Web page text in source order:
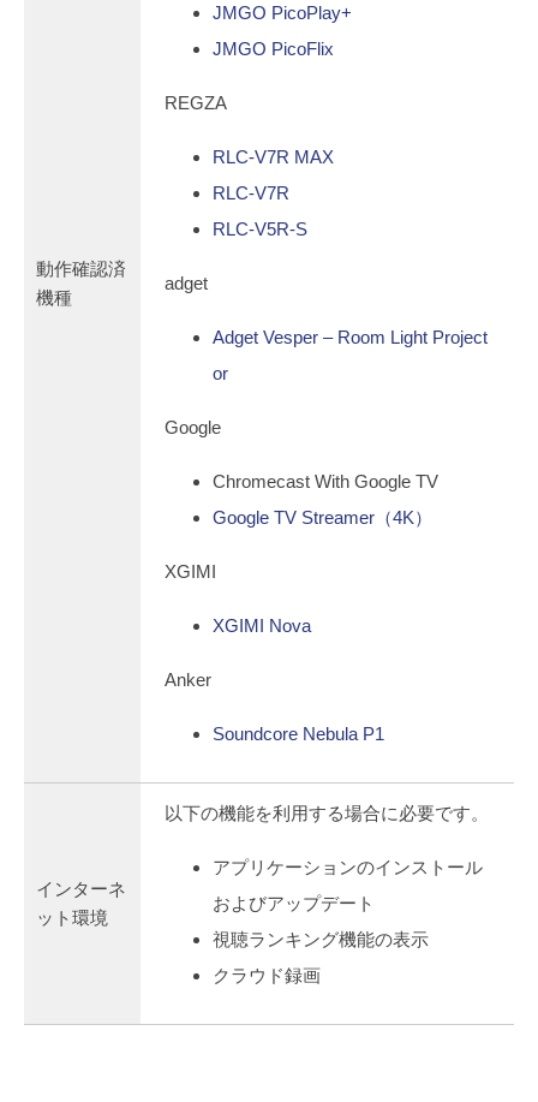
動作確認済
機種
JMGO PicoPlay+
JMGO PicoFlix
REGZA
RLC-V7R MAX
RLC-V7R
RLC-V5R-S
adget
Adget Vesper – Room Light Project
or
Google
Chromecast With Google TV
Google TV Streamer（4K）
XGIMI
XGIMI Nova
Anker
Soundcore Nebula P1
インターネ
ット環境
以下の機能を利用する場合に必要です。
アプリケーションのインストール
およびアップデート
視聴ランキング機能の表示
クラウド録画